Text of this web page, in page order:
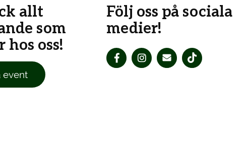
allt
som
hos oss!
event
Följ oss på sociala
medier!